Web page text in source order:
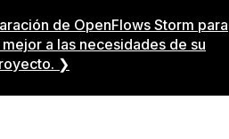
de OpenFlows Storm para
a las necesidades de su
❯